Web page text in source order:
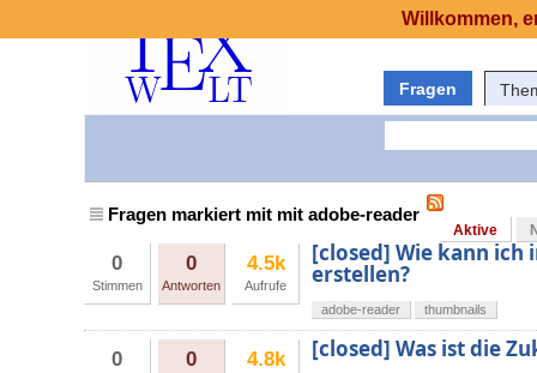
Fragen
Fragen markiert mit mit adobe-reader
Aktive
0
Stimmen
0
Antworten
4.5k
Aufrufe
[closed] Wie kann
erstellen?
adobe-reader thumbnails
0 0 4.8k [closed] Was ist die
Willkommen,